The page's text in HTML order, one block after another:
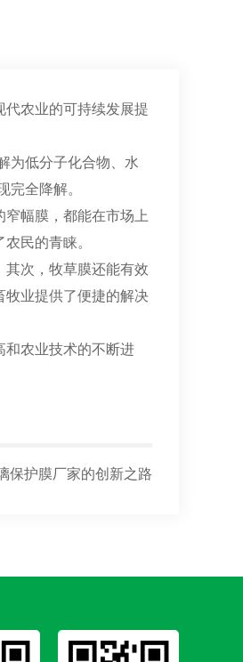
代农业的可持续发展提
为低分子化合物、水
全降解。
幅膜，都能在市场上
民的青睐。
其次，牧草膜还能有效
牧业提供了便捷的解决
和农业技术的不断进
保护膜厂家的创新之路